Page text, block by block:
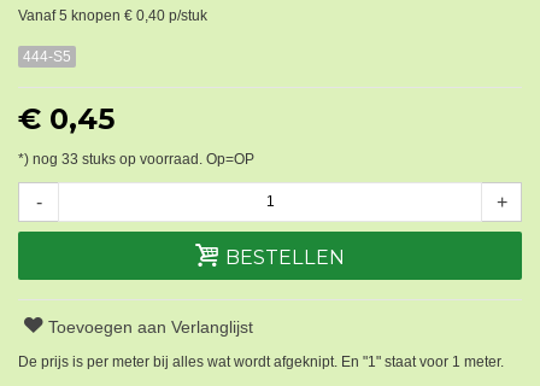
Vanaf 5 knopen € 0,40 p/stuk
444-S5
€ 0,45
*) nog 33 stuks op voorraad. Op=OP
- +
BESTELLEN
Toevoegen aan Verlanglijst
De prijs is per meter bij alles wat wordt afgeknipt. En "1" staat voor 1 meter.